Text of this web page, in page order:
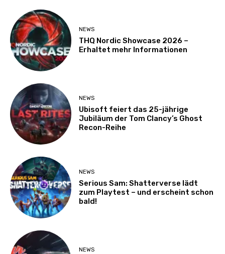
NEWS
THQ Nordic Showcase 2026 –
Erhaltet mehr Informationen
NEWS
Ubisoft feiert das 25-jährige
Jubiläum der Tom Clancy’s Ghost
Recon-Reihe
NEWS
Serious Sam: Shatterverse lädt
zum Playtest – und erscheint schon
bald!
NEWS